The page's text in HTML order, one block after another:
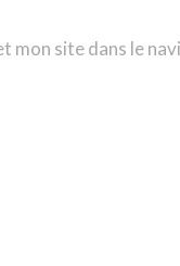
mon site dans le